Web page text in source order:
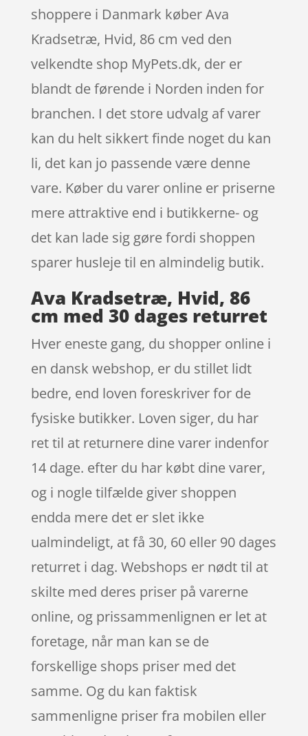
shoppere i Danmark køber Ava
Kradsetræ, Hvid, 86 cm ved den
velkendte shop MyPets.dk, der er
blandt de førende i Norden inden for
branchen. I det store udvalg af varer
kan du helt sikkert finde noget du kan
li, det kan jo passende være denne
vare. Køber du varer online er priserne
mere attraktive end i butikkerne- og
det kan lade sig gøre fordi shoppen
sparer husleje til en almindelig butik.
Ava Kradsetræ, Hvid, 86
cm med 30 dages returret
Hver eneste gang, du shopper online i
en dansk webshop, er du stillet lidt
bedre, end loven foreskriver for de
fysiske butikker. Loven siger, du har
ret til at returnere dine varer indenfor
14 dage. efter du har købt dine varer,
og i nogle tilfælde giver shoppen
endda mere det er slet ikke
ualmindeligt, at få 30, 60 eller 90 dages
returret i dag. Webshops er nødt til at
skilte med deres priser på varerne
online, og prissammenlignen er let at
foretage, når man kan se de
forskellige shops priser med det
samme. Og du kan faktisk
sammenligne priser fra mobilen eller